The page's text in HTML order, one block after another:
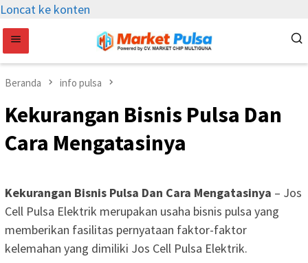
Loncat ke konten
Beranda info pulsa
Kekurangan Bisnis Pulsa Dan
Cara Mengatasinya
Kekurangan Bisnis Pulsa Dan Cara Mengatasinya – Jos
Cell Pulsa Elektrik merupakan usaha bisnis pulsa yang
memberikan fasilitas pernyataan faktor-faktor
kelemahan yang dimiliki Jos Cell Pulsa Elektrik.